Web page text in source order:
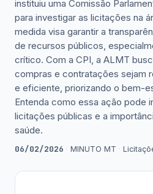
instituiu uma Comissão
para investigar as licitações na
medida visa garantir a
de recursos públicos,
crítico. Com a CPI, a ALMT
compras e contratações sejam
e eficiente, priorizando o bem-
Entenda como essa ação pode
licitações públicas e a
saúde.
06/02/2026 · MINUTO MT ·